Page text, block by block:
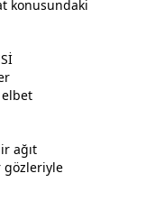
konusundaki
ağıt
gözleriyle